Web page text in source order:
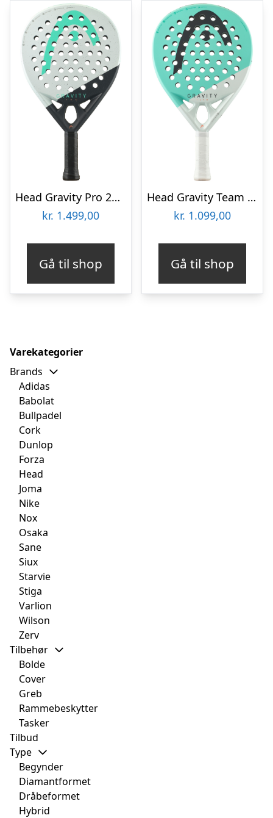
Head Gravity Pro 2024
kr. 1.499,00
Gå til shop
Head Gravity Team 2024
kr. 1.099,00
Gå til shop
Varekategorier
Brands
Adidas
Babolat
Bullpadel
Cork
Dunlop
Forza
Head
Joma
Nike
Nox
Osaka
Sane
Siux
Starvie
Stiga
Varlion
Wilson
Zerv
Tilbehør
Bolde
Cover
Greb
Rammebeskytter
Tasker
Tilbud
Type
Begynder
Diamantformet
Dråbeformet
Hybrid